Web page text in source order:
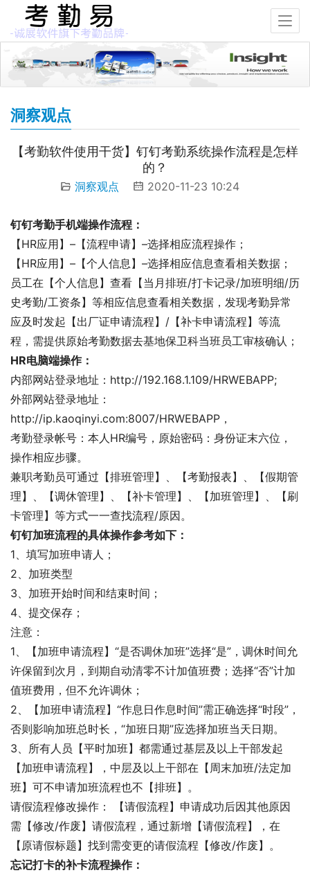
洞察观点
【考勤软件使用干货】钉钉考勤系统操作流程是怎样
的？
洞察观点 2020-11-23 10:24
钉钉考勤手机端操作流程：
【HR应用】–【流程申请】–选择相应流程操作；
【HR应用】–【个人信息】–选择相应信息查看相关数据；
员工在【个人信息】查看【当月排班/打卡记录/加班明细/历
史考勤/工资条】等相应信息查看相关数据，发现考勤异常
应及时发起【出厂证申请流程】/【补卡申请流程】等流
程，需提供原始考勤数据去基地保卫科当班员工审核确认；
HR电脑端操作：
内部网站登录地址：http://192.168.1.109/HRWEBAPP;
外部网站登录地址：
http://ip.kaoqinyi.com:8007/HRWEBAPP，
考勤登录帐号：本人HR编号，原始密码：身份证末六位，
操作相应步骤。
兼职考勤员可通过【排班管理】、【考勤报表】、【假期管
理】、【调休管理】、【补卡管理】、【加班管理】、【刷
卡管理】等方式一一查找流程/原因。
钉钉加班流程的具体操作参考如下：
1、填写加班申请人；
2、加班类型
3、加班开始时间和结束时间；
4、提交保存；
注意：
1、【加班申请流程】“是否调休加班”选择“是”，调休时间允
许保留到次月，到期自动清零不计加值班费；选择“否”计加
值班费用，但不允许调休；
2、【加班申请流程】“作息日作息时间”需正确选择“时段”，
否则影响加班总时长，“加班日期”应选择加班当天日期。
3、所有人员【平时加班】都需通过基层及以上干部发起
【加班申请流程】，中层及以上干部在【周末加班/法定加
班】可不申请加班流程也不【排班】。
请假流程修改操作： 【请假流程】申请成功后因其他原因
需【修改/作废】请假流程，通过新增【请假流程】，在
【原请假标题】找到需变更的请假流程【修改/作废】。
忘记打卡的补卡流程操作：